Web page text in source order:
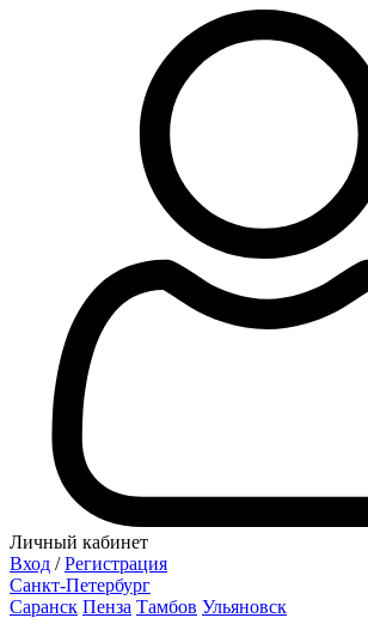
Личный кабинет
Вход / Регистрация
Санкт-Петербург
Саранск Пенза Тамбов Ульяновск